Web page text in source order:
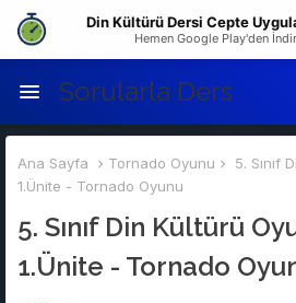
Sorularla Ders
Ana Sayfa Tornado Oyunu
5. Sınıf
1.Ünite - Tornado Oyunu
5. Sınıf Din Kültürü
1.Ünite - Tornado
Din Kültürü Dersi Cepte
Hemen Google Play'den